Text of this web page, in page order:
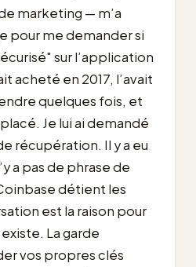
marketing — m’a
pour me demander si
sur l’application
acheté en 2017, l’avait
quelques fois, et
Je lui ai demandé
récupération. Il y a eu
a pas de phrase de
détient les
est la raison pour
La garde
vos propres clés